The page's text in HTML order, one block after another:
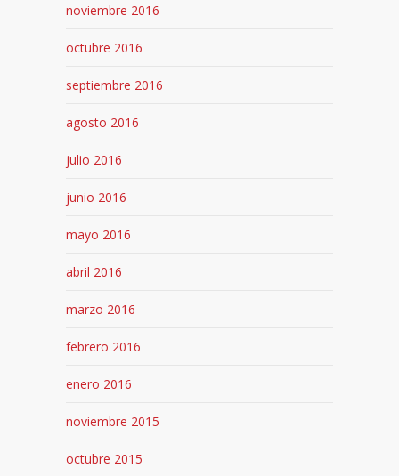
noviembre 2016
octubre 2016
septiembre 2016
agosto 2016
julio 2016
junio 2016
mayo 2016
abril 2016
marzo 2016
febrero 2016
enero 2016
noviembre 2015
octubre 2015